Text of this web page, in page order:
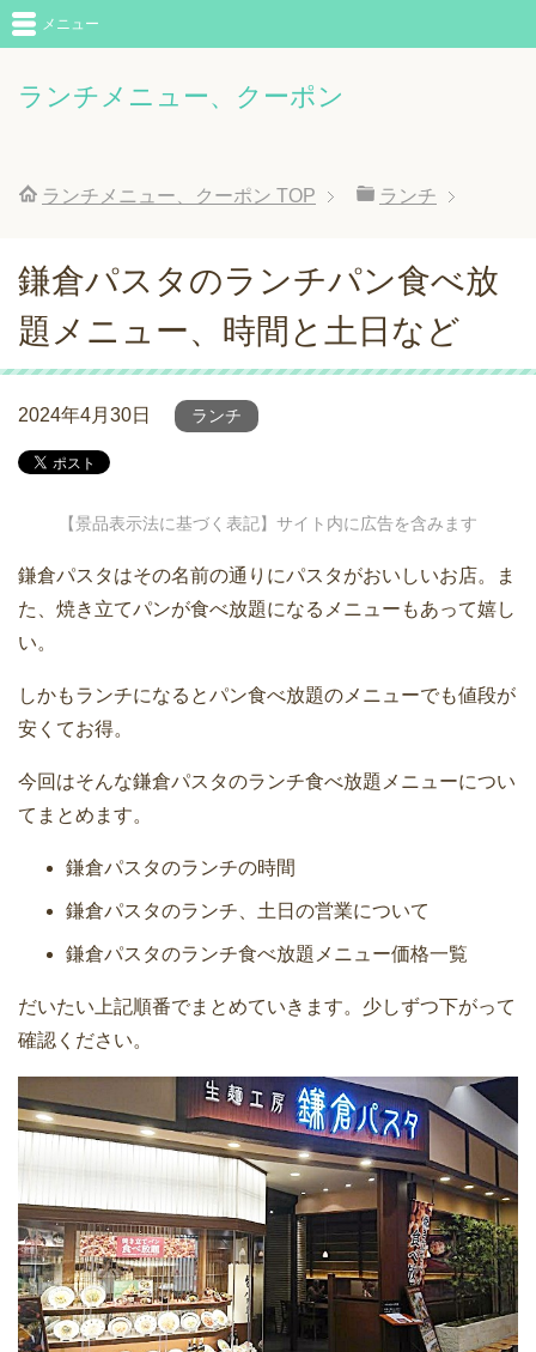
ランチメニュー、クーポン
メニュー
ランチメニュー、クーポン TOP ランチ
鎌倉パスタのランチパン食べ放
題メニュー、時間と土日など
2024年4月30日 ランチ
【景品表示法に基づく表記】サイト内に広告を含みます
鎌倉パスタはその名前の通りにパスタがおいしいお店。ま
た、焼き立てパンが食べ放題になるメニューもあって嬉し
い。
しかもランチになるとパン食べ放題のメニューでも値段が
安くてお得。
今回はそんな鎌倉パスタのランチ食べ放題メニューについ
てまとめます。
鎌倉パスタのランチの時間
鎌倉パスタのランチ、土日の営業について
鎌倉パスタのランチ食べ放題メニュー価格一覧
だいたい上記順番でまとめていきます。少しずつ下がって
確認ください。